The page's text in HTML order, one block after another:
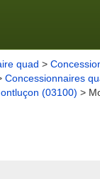
quad >
Concessionnaires
(03100) >